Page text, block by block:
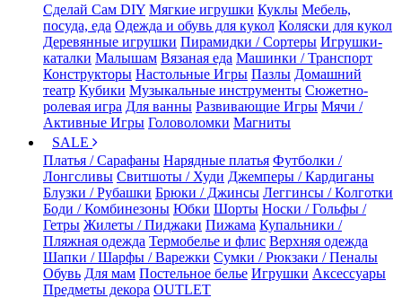
Сделай Сам DIY Мягкие игрушки Куклы Мебель,
посуда, еда Одежда и обувь для кукол Коляски для кукол
Деревянные игрушки Пирамидки / Сортеры Игрушки-
каталки Малышам Вязаная еда Машинки / Транспорт
Конструкторы Настольные Игры Пазлы Домашний
театр Кубики Музыкальные инструменты Сюжетно-
ролевая игра Для ванны Развивающие Игры Мячи /
Активные Игры Головоломки Магниты
SALE
Платья / Сарафаны Нарядные платья Футболки /
Лонгсливы Свитшоты / Худи Джемперы / Кардиганы
Блузки / Рубашки Брюки / Джинсы Леггинсы / Колготки
Боди / Комбинезоны Юбки Шорты Носки / Гольфы /
Гетры Жилеты / Пиджаки Пижама Купальники /
Пляжная одежда Термобелье и флис Верхняя одежда
Шапки / Шарфы / Варежки Сумки / Рюкзаки / Пеналы
Обувь Для мам Постельное белье Игрушки Аксессуары
Предметы декора OUTLET